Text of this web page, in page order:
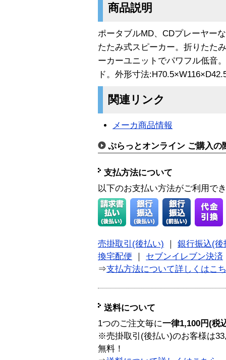
商品説明
ポータブルMD、CDプレーヤー
たたみ式スピーカー。折りたた
ーカーユニットでパワフル低音
ド。外形寸法
関連リンク
メーカ商品情報
ぷらっとオンライン ご購入の
支払方法について
以下のお支払い方法がご利用で
売掛取引(後払い)
銀行振込(後
換宅配便
セブンイレブン決済
⇒支払方法について詳しくはこ
送料について
1つのご注文毎に一律1,100円(税
※売掛取引(後払い)のお客様は
無料！